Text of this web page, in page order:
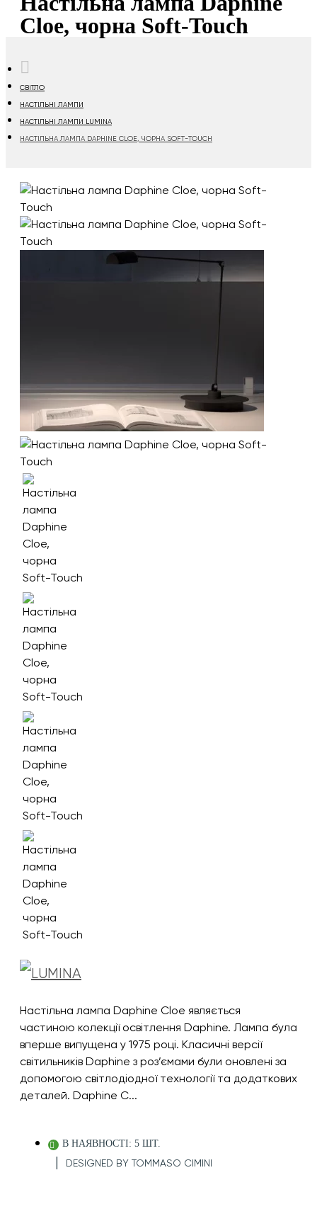
Cloe, чорна Soft-Touch
СВІТЛО
НАСТІЛЬНІ ЛАМПИ
НАСТІЛЬНІ ЛАМПИ LUMINA
НАСТІЛЬНА ЛАМПА DAPHINE CLOE, ЧОРНА SOFT-TOUCH
Настільна лампа Daphine Cloe являється
частиною колекції освітлення Daphine. Лампа була
вперше випущена у 1975 році. Класичні версії
світильників Daphine з роз’ємами були оновлені за
допомогою світлодіодної технології та додаткових
деталей. Daphine C...
В НАЯВНОСТІ: 5 ШТ.
DESIGNED BY TOMMASO CIMINI